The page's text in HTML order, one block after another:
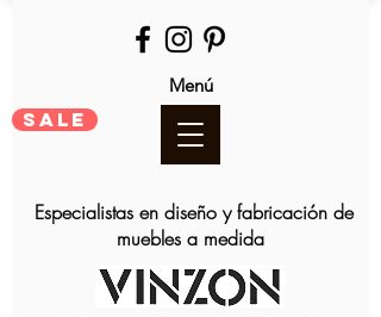
Menú
SALE
Especialistas en diseño y fabricación de
muebles a medida